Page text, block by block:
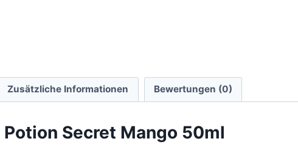
Zusätzliche Informationen Bewertungen (0)
Secret Mango 50ml